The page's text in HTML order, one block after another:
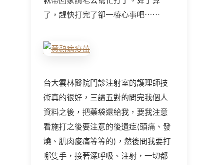
了，趕快打完了卻一樁心事吧⋯⋯
台大雲林醫院門診注射室的護理師技
術真的很好，三讀五對的問完我個人
資料之後，把藥袋還給我，要我注意
看施打之後要注意的後遺症(頭痛、發
燒、肌肉痠痛等等的)，然後問我要打
哪隻手，接著深呼吸、注射，一切都